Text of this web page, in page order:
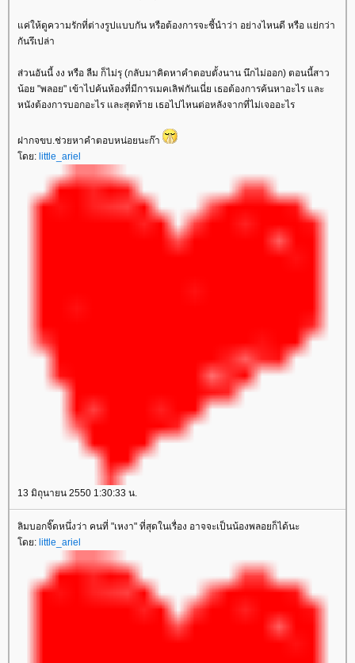
ค่ให้ดูความรักที่ต่างรูปแบบกัน หรือต้องการจะชี้นำว่า อย่างไหนดี หรือ แย่กว่า
กันรึเปล่า
ส่วนอันนี้ งง หรือ ลืม ก็ไม่รุ (กลับมาคิดหาคำตอบตั้งนาน นึกไม่ออก) ตอนนี้สาว
น้อย "พลอย" เข้าไปค้นห้องที่มีการเมคเลิฟกันเนี่ย เธอต้องการค้นหาอะไร และ
หนังต้องการบอกอะไร และสุดท้าย เธอไปไหนต่อหลังจากที่ไม่เจออะไร
ฝากจขบ.ช่วยหาคำตอบหน่อยนะก๊า
ดย: little_ariel
13 มิถุนายน 2550 1:30:33 น.
ลิมบอกจิ๊ดหนึ่งว่า คนที่ "เหงา" ที่สุดในเรื่อง อาจจะเป็นน้องพลอยก็ได้นะ
ดย: little_ariel